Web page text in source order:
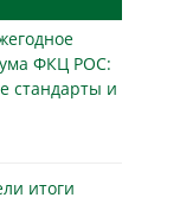
ФКЦ РОС:
стандарты и
итоги